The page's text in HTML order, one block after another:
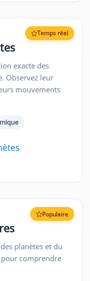
Temps réel
exacte des
Observez leur
mouvements
Populaire
planètes et du
pour comprendre